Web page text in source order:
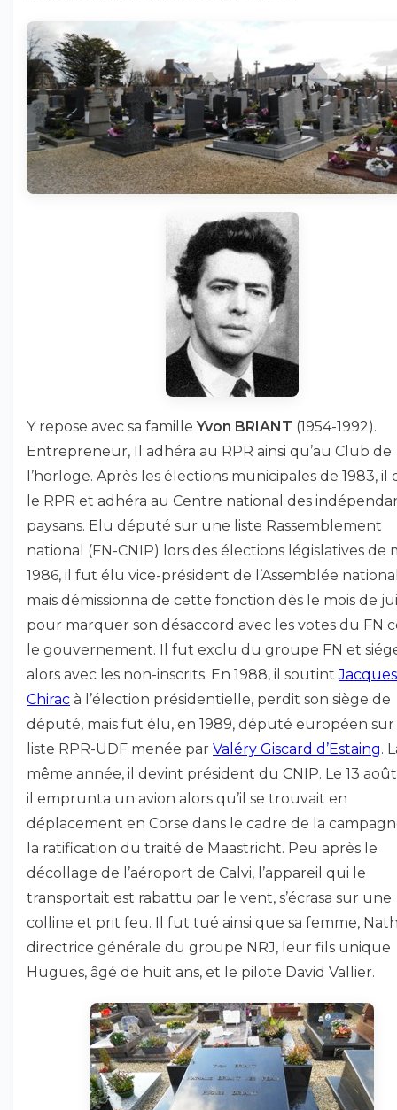
Y repose avec sa familleYvon BRIANT (1954-1992).
Entrepreneur, Il adhéra au RPR ainsi qu’au Club de
l’horloge. Après les élections municipales de 1983, il
le RPR et adhéra au Centre national des
paysans. Elu député sur une liste Rassemblement
national (FN-CNIP) lors des élections législatives de
1986, il fut élu vice-président de l’Assemblée
mais démissionna de cette fonction dès le mois de
pour marquer son désaccord avec les votes du FN
le gouvernement. Il fut exclu du groupe FN et
alors avec les non-inscrits. En 1988, il soutintJacques
Chirac à l’élection présidentielle, perdit son siège de
député, mais fut élu, en 1989, député européen sur
liste RPR-UDF menée par Valéry Giscard d’Estaing.
même année, il devint président du CNIP. Le 13 août
il emprunta un avion alors qu’il se trouvait en
déplacement en Corse dans le cadre de la
la ratification du traité de Maastricht. Peu après le
décollage de l’aéroport de Calvi, l’appareil qui le
transportait est rabattu par le vent, s’écrasa sur une
colline et prit feu. Il fut tué ainsi que sa femme,
directrice générale du groupe NRJ, leur fils unique
Hugues, âgé de huit ans, et le pilote David Vallier.